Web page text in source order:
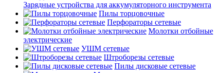
Зарядные устройства для аккумуляторного инструмента
Пилы торцовочные
Перфораторы сетевые
Молотки отбойные
электрические
УШМ сетевые
Штроборезы сетевые
Пилы дисковые сетевые